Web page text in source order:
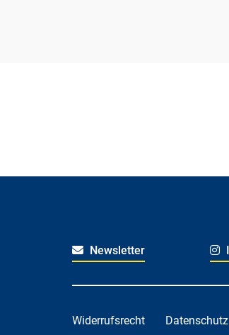
Newsletter
Widerrufsrecht Datenschutz